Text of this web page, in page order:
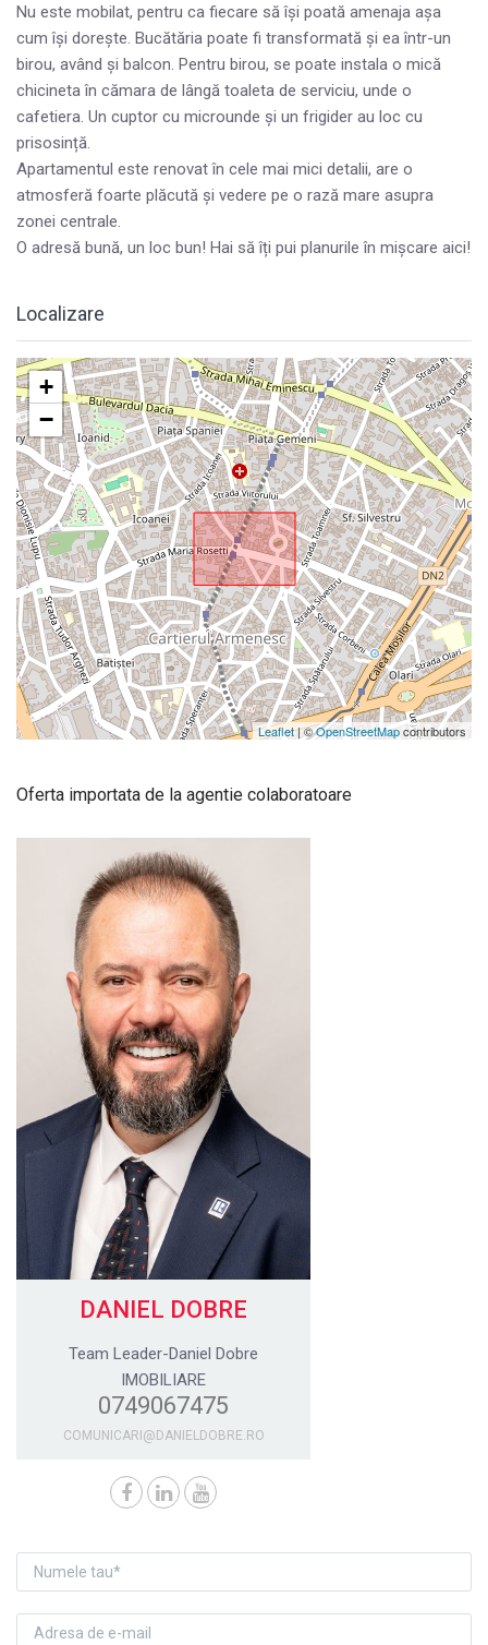
Nu este mobilat, pentru ca fiecare să își poată amenaja așa
cum își dorește. Bucătăria poate fi transformată și ea într-un
birou, având și balcon. Pentru birou, se poate instala o mică
chicineta în cămara de lângă toaleta de serviciu, unde o
cafetiera. Un cuptor cu microunde și un frigider au loc cu
prisosință.
Apartamentul este renovat în cele mai mici detalii, are o
atmosferă foarte plăcută și vedere pe o rază mare asupra
zonei centrale.
O adresă bună, un loc bun! Hai să îți pui planurile în mișcare aici!
Localizare
+
−
Leaflet| ©OpenStreetMapcontributors
Oferta importata de la agentie colaboratoare
DANIEL DOBRE
Team Leader-Daniel Dobre
IMOBILIARE
0749067475
COMUNICARI@DANIELDOBRE.RO